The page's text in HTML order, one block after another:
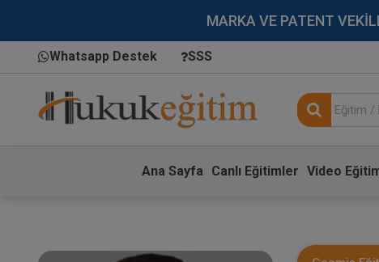
MARKA VE PATENT
Whatsapp Destek SSS
Ana Sayfa Canlı Eğitimler Video